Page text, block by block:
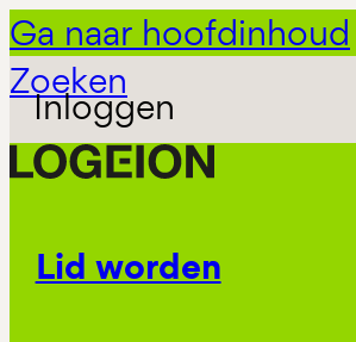
Ga naar hoofdinhoud
Zoeken
Inloggen
Lid worden